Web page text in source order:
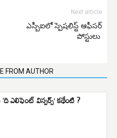
Next article
ఎస్బీఐలో స్పెషలిస్ట్ ఆఫీసర్
పోస్టులు
FROM AUTHOR
ఎలిఫెంట్ విస్పర్స్’ కథేంటి ?